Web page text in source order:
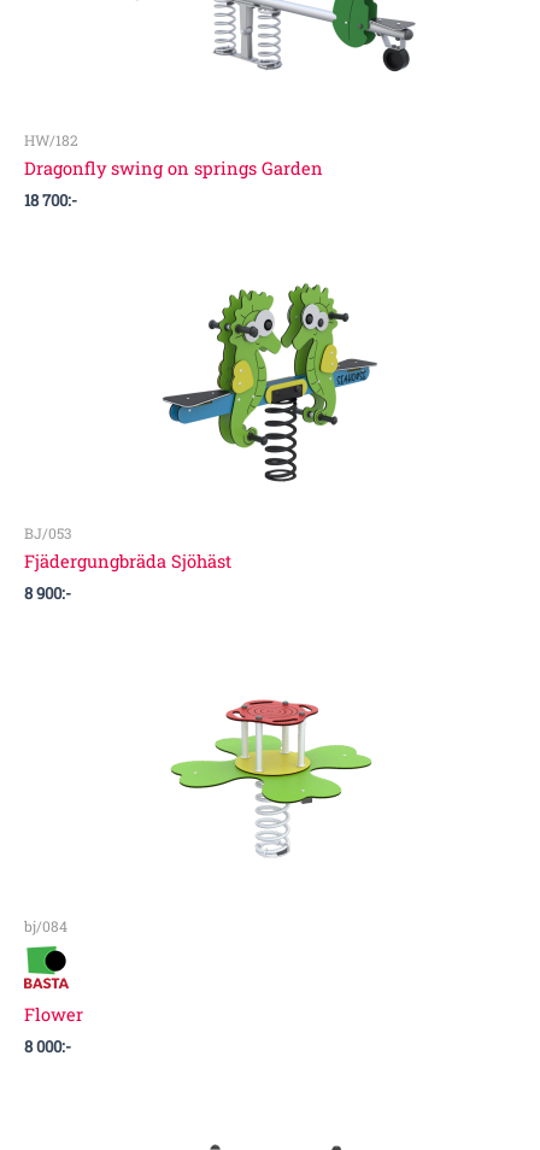
HW/182
Dragonfly swing on springs Garden
18 700:-
BJ/053
Fjädergungbräda Sjöhäst
8 900:-
bj/084
Flower
8 000:-